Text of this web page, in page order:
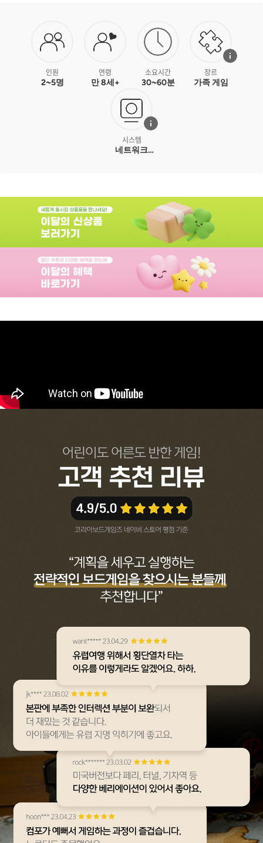
인원
2~5명
연령
만 8세+
소요시간
30~60분
장르
가족 게임
시스템
네트워크
카드관리,카드